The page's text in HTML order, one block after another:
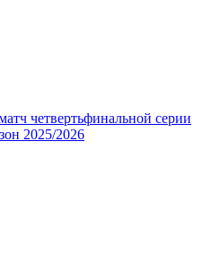
четвертьфинальной серии
2025/2026